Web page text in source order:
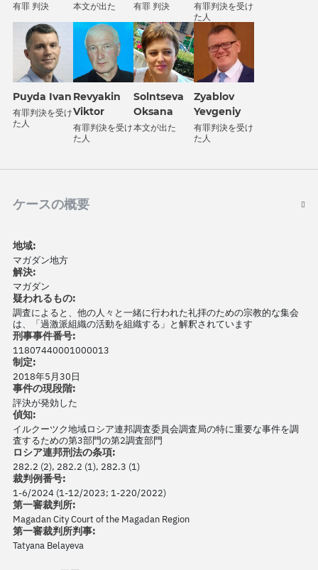
有罪 判決 本文が出た 有罪 判決
有罪判決を受け
た人
Puyda Ivan
有罪判決を受け
た人
Revyakin
Viktor
有罪判決を受け
た人
Solntseva
Oksana
本文が出た
Zyablov
Yevgeniy
有罪判決を受け
た人
ケースの概要
地域:
マガダン地方
解決:
マガダン
疑われるもの:
調査によると、他の人々と一緒に行われた礼拝のための宗教的な集会
は、「過激派組織の活動を組織する」と解釈されています
刑事事件番号:
11807440001000013
制定:
2018年5月30日
事件の現段階:
評決が発効した
偵知:
イルクーツク地域ロシア連邦調査委員会調査局の特に重要な事件を調
査するための第3部門の第2調査部門
ロシア連邦刑法の条項:
282.2 (2), 282.2 (1), 282.3 (1)
裁判例番号:
1-6/2024 (1-12/2023; 1-220/2022)
第一審裁判所:
Magadan City Court of the Magadan Region
第一審裁判所判事:
Tatyana Belayeva